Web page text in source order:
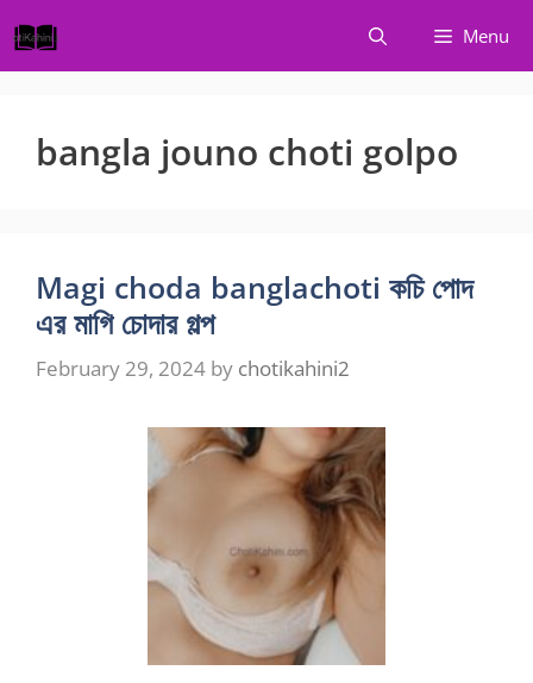
to
content
Menu
bangla jouno choti golpo
Magi choda banglachoti কচি পোদ
এর মাগি চোদার গল্প
February 29, 2024 by chotikahini2